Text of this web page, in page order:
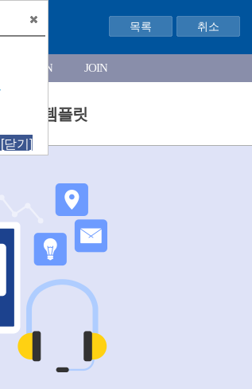
목록 취소
LOGIN JOIN
누리집 템플릿
[닫기]